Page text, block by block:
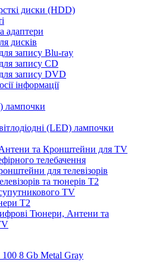
диски (HDD)
адаптери
дисків
запису Blu-ray
запису CD
запису DVD
інформації
лампочки
(LED) лампочки
та Кронштейни для TV
телебачення
для телевізорів
та тюнерів T2
TV
T2
Тюнери, Антени та
8 Gb Metal Gray